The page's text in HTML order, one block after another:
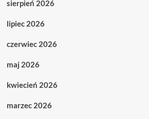
sierpień 2026
lipiec 2026
czerwiec 2026
maj 2026
kwiecień 2026
marzec 2026